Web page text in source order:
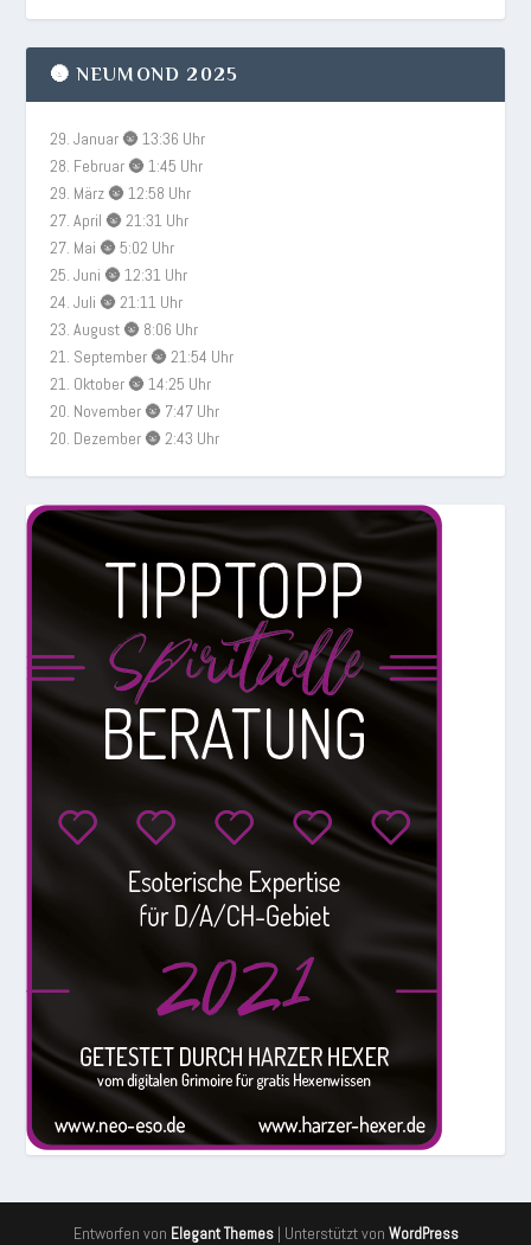
🌚 NEUMOND 2025
29. Januar 🌚 13:36 Uhr
28. Februar 🌚 1:45 Uhr
29. März 🌚 12:58 Uhr
27. April 🌚 21:31 Uhr
27. Mai 🌚 5:02 Uhr
25. Juni 🌚 12:31 Uhr
24. Juli 🌚 21:11 Uhr
23. August 🌚 8:06 Uhr
21. September 🌚 21:54 Uhr
21. Oktober 🌚 14:25 Uhr
20. November 🌚 7:47 Uhr
20. Dezember 🌚 2:43 Uhr
Entworfen von Elegant Themes| Unterstützt von WordPress